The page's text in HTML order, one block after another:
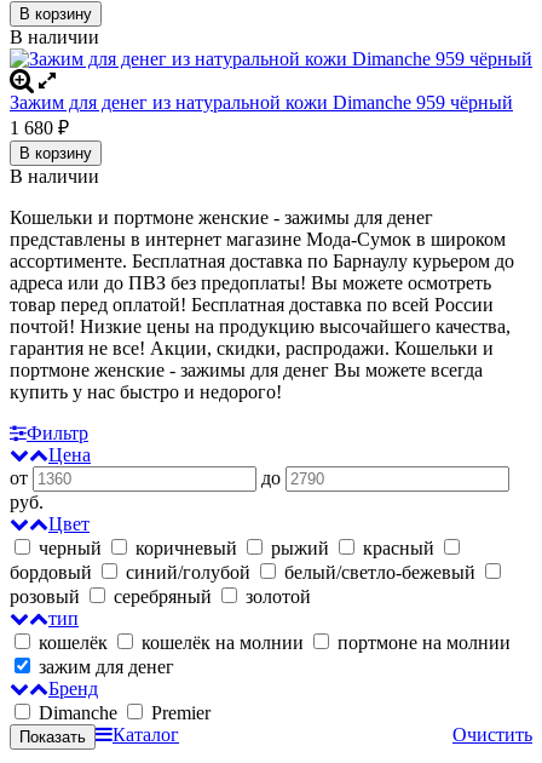
В корзину
В наличии
Зажим для денег из натуральной кожи Dimanche 959 чёрный
1 680 ₽
В корзину
В наличии
Кошельки и портмоне женские - зажимы для денег
представлены в интернет магазине Мода-Сумок в широком
ассортименте. Бесплатная доставка по Барнаулу курьером до
адреса или до ПВЗ без предоплаты! Вы можете осмотреть
товар перед оплатой! Бесплатная доставка по всей России
почтой! Низкие цены на продукцию высочайшего качества,
гарантия не все! Акции, скидки, распродажи. Кошельки и
портмоне женские - зажимы для денег Вы можете всегда
купить у нас быстро и недорого!
Фильтр
Цена
от
до
руб.
Цвет
черный
коричневый рыжий
красный
бордовый
синий/голубой
белый/светло-бежевый
розовый
серебряный
золотой
тип
кошелёк
кошелёк на молнии
портмоне на молнии
зажим для денег
Бренд
Dimanche
Premier
Очистить
Каталог